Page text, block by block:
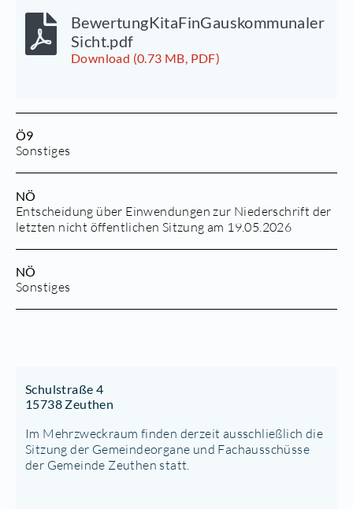
BewertungKitaFinGauskommunaler
Sicht.pdf
Download (0.73 MB, PDF)
Ö9
Sonstiges
NÖ
Entscheidung über Einwendungen zur Niederschrift der
letzten nicht öffentlichen Sitzung am 19.05.2026
NÖ
Sonstiges
Schulstraße 4
15738 Zeuthen
Im Mehrzweckraum finden derzeit ausschließlich die
Sitzung der Gemeindeorgane und Fachausschüsse
der Gemeinde Zeuthen statt.